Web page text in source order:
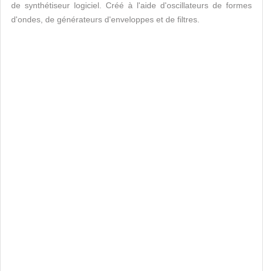
de synthétiseur logiciel. Créé à l'aide d'oscillateurs de formes
d'ondes, de générateurs d'enveloppes et de filtres.